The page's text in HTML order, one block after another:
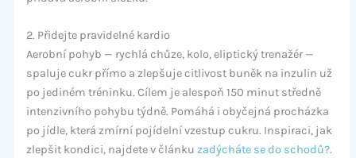
2. Přidejte pravidelné kardio
Aerobní pohyb — rychlá chůze, kolo, eliptický trenažér —
spaluje cukr přímo a zlepšuje citlivost buněk na inzulin už
po jediném tréninku. Cílem je alespoň 150 minut středně
intenzivního pohybu týdně. Pomáhá i obyčejná procházka
po jídle, která zmírní pojídelní vzestup cukru. Inspiraci, jak
zlepšit kondici, najdete v článku zadýcháte se do schodů?.